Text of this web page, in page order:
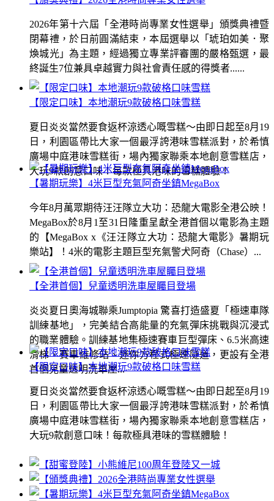
【限定口味】本地潮玩9款破格口味雪糕
夏日炎炎當然要食返杯涼透心嘅雪糕～由即日起至8月19
日，利園區帶比大家一個最浮誇港味雪糕派對，於希慎
廣場中庭港味雪糕街，場內獨家聯乘本地創意雪糕店，
大玩9款創意口味！每款極具港味的雪糕體驗！
【全港首個】兒童透明洗車屋矚目登場
炎炎夏日奧海城聯乘Jumptopia 驚喜打造盛夏「極速車隊
訓練基地」，完美結合高能量的充氣彈床挑戰與沉浸式
的職業體驗。訓練基地集極速賽車巨型彈床、6.5米高速
滑梯、賽車維修站、迷你方程式極速隧道，更設有全港
首個兒童透明洗車屋...
2026年第十六屆「全港時尚專業女性選舉」頒獎典禮暨
閉幕禮，於日前圓滿結束，本屆選舉以「琥珀如美．聚
煥城光」為主題，經過獨立專業評審團的嚴格甄選，最
終誕生7位兼具卓越實力與社會責任感的得獎者......
【暑期玩樂】4米巨型充氣阿奇坐鎮MegaBox
今年8月萬眾期待汪汪隊立大功：恐龍大電影全港公映！
MegaBox於8月1至31日隆重呈獻全港首個以電影為主題
的【MegaBox x《汪汪隊立大功：恐龍大電影》暑期玩
樂站】！4米的電影主題巨型充氣警犬阿奇（Chase）...
【限定口味】本地潮玩9款破格口味雪糕
夏日炎炎當然要食返杯涼透心嘅雪糕～由即日起至8月19
日，利園區帶比大家一個最浮誇港味雪糕派對，於希慎
廣場中庭港味雪糕街，場內獨家聯乘本地創意雪糕店，
大玩9款創意口味！每款極具港味的雪糕體驗！